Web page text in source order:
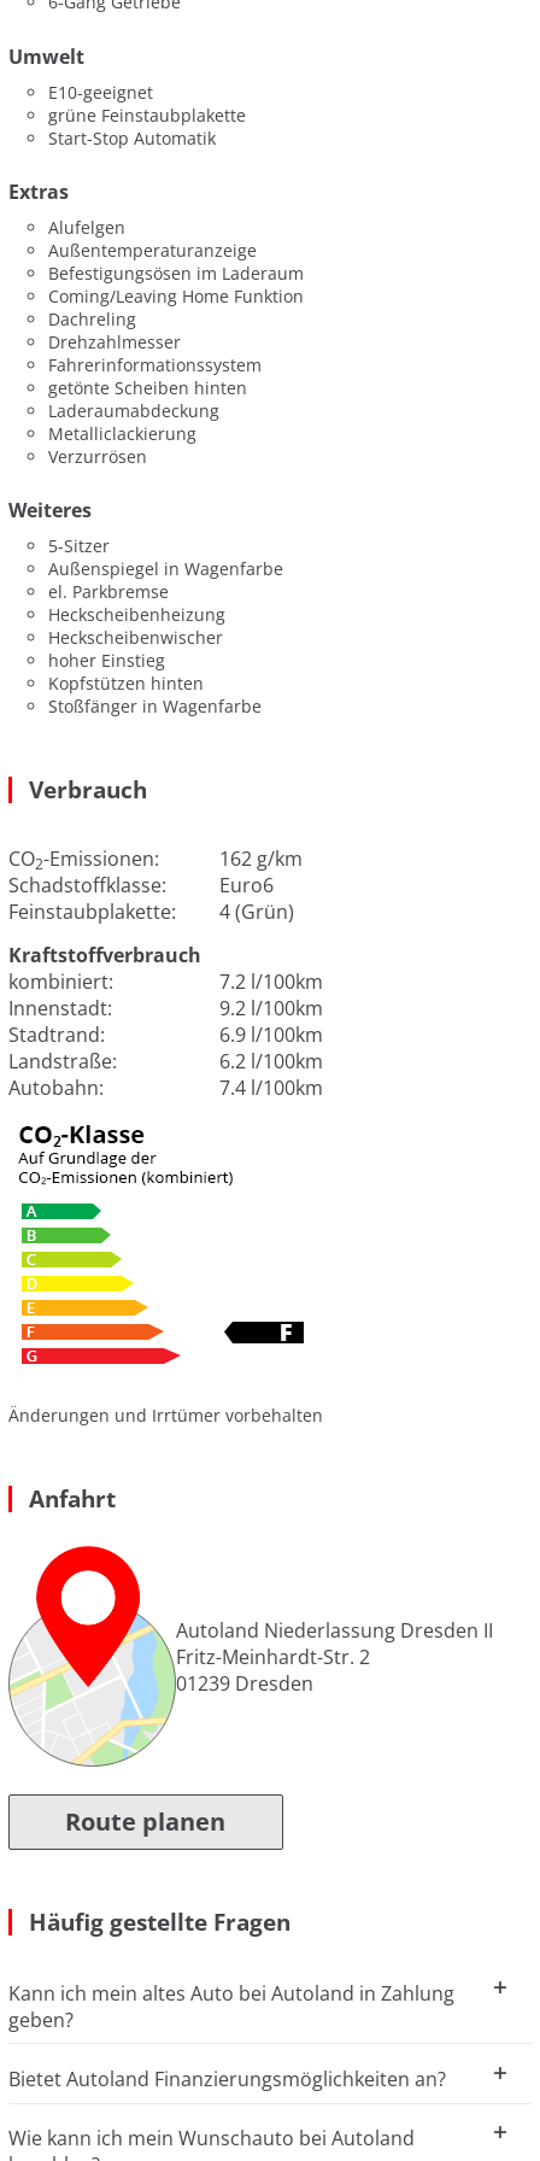
Umwelt
E10-geeignet
grüne Feinstaubplakette
Start-Stop Automatik
Extras
Alufelgen
Außentemperaturanzeige
Befestigungsösen im Laderaum
Coming/Leaving Home Funktion
Dachreling
Drehzahlmesser
Fahrerinformationssystem
getönte Scheiben hinten
Laderaumabdeckung
Metalliclackierung
Verzurrösen
Weiteres
5-Sitzer
Außenspiegel in Wagenfarbe
el. Parkbremse
Heckscheibenheizung
Heckscheibenwischer
hoher Einstieg
Kopfstützen hinten
Stoßfänger in Wagenfarbe
Verbrauch
CO2-Emissionen:
162 g/km
Schadstoffklasse:
Euro6
Feinstaubplakette:
4 (Grün)
Kraftstoffverbrauch
kombiniert:
7.2 l/100km
Innenstadt:
9.2 l/100km
Stadtrand:
6.9 l/100km
Landstraße:
6.2 l/100km
Autobahn:
7.4 l/100km
Änderungen und Irrtümer vorbehalten
Anfahrt
Autoland Niederlassung Dresden II
Fritz-Meinhardt-Str. 2
01239 Dresden
Route planen
Häufig gestellte Fragen
Kann ich mein altes Auto bei Autoland in Zahlung
geben?
Bietet Autoland Finanzierungsmöglichkeiten an?
Wie kann ich mein Wunschauto bei Autoland